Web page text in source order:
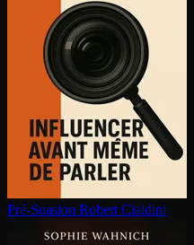
Pré-Suasion Robert Cialdini